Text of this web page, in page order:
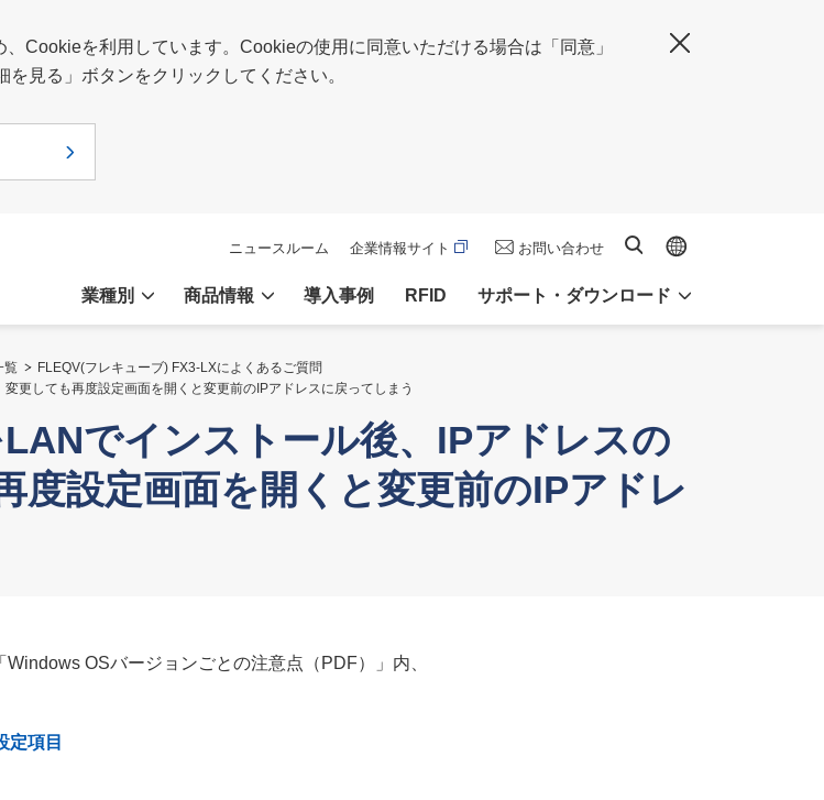
Cookieを利用しています。Cookieの使用に同意いただける場合は「同意」
見る」ボタンをクリックしてください。
業種別 商品情報 導入事例 RFID サポート・ダウンロード
ニュースルーム 企業情報サイト お問い合わせ サイト内検索
覧
FLEQV(フレキューブ) FX3-LXによくあるご質問
更しても再度設定画面を開くと変更前のIPアドレスに戻ってしまう
でインストール後、IPアドレスの
度設定画面を開くと変更前のIPアドレ
OSバージョンごとの注意点（PDF）」内、
定項目